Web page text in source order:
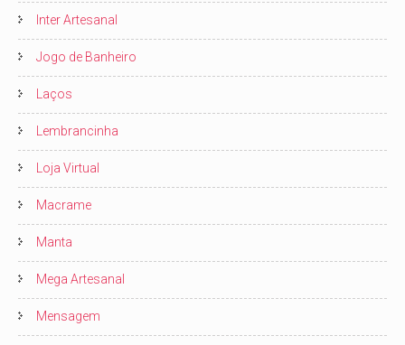
Inter Artesanal
Jogo de Banheiro
Laços
Lembrancinha
Loja Virtual
Macrame
Manta
Mega Artesanal
Mensagem